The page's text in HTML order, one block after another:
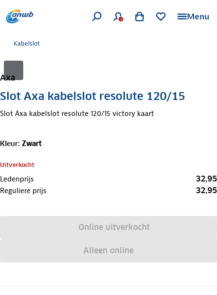
Menu
Kabelslot
Axa
Slot Axa kabelslot resolute 120/15
Slot Axa kabelslot resolute 120/15 victory kaart
Kleur: Zwart
Uitverkocht
Ledenprijs 32,95
Reguliere prijs 32,95
Online uitverkocht
Alleen online